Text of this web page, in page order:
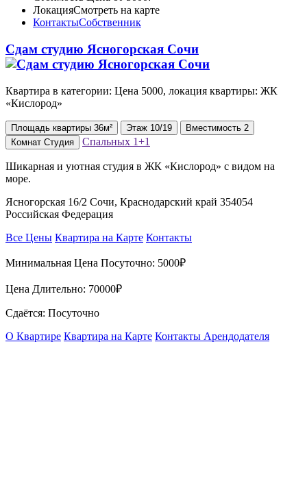
ЛокацияСмотреть на карте
КонтактыСобственник
Сдам студию Ясногорская Сочи
Квартира в категории: Цена 5000, локация квартиры: ЖК
«Кислород»
Площадь квартиры 36м² Этаж 10/19 Вместимость 2
Комнат Студия Спальных 1+1
Шикарная и уютная студия в ЖК «Кислород» с видом на
море.
Ясногорская 16/2 Сочи, Краснодарский край 354054
Российская Федерация
Все Цены Квартира на Карте Контакты
Минимальная Цена Посуточно: 5000₽
Цена Длительно: 70000₽
Сдаётся: Посуточно
О Квартире Квартира на Карте Контакты Арендодателя